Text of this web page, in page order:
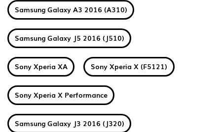
Samsung Galaxy A3 2016 (A310)
Samsung Galaxy J5 2016 (J510)
Sony Xperia XA Sony Xperia X (F5121)
Sony Xperia X Performance
Samsung Galaxy J3 2016 (J320)